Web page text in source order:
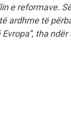
e reformave.
ardhme të
tha ndër